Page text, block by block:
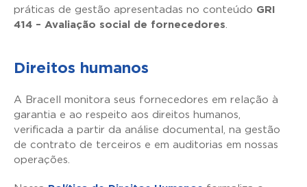
práticas de gestão apresentadas no conteúdo GRI
414 – Avaliação social de fornecedores
Direitos humanos
A Bracell monitora seus fornecedores em relação à
garantia e ao respeito aos direitos humanos,
verificada a partir da análise documental, na gestão
de contrato de terceiros e em auditorias em nossas
operações.